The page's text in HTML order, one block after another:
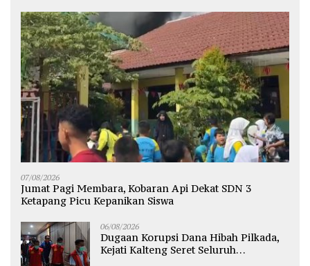
07/08/2026
Jumat Pagi Membara, Kobaran Api Dekat SDN 3
Ketapang Picu Kepanikan Siswa
06/08/2026
Dugaan Korupsi Dana Hibah Pilkada,
Kejati Kalteng Seret Seluruh